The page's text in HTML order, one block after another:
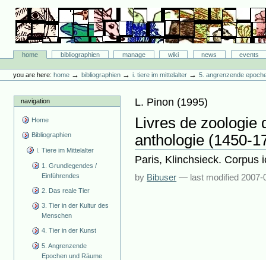
content.
navigation
Bibliographie-Portal
Sectionshome bibliographien manage wiki news
events
tools
you are here: home →bibliographien →i. tiere im mittelalter →5. angrenzende
navigation
Home
Bibliographien
I. Tiere im Mittelalter
1. Grundlegendes /
Einführendes
2. Das reale Tier
3. Tier in der Kultur des
Menschen
4. Tier in der Kunst
5. Angrenzende
Epochen und Räume
L. Pinon (1995)
Livres de zoologie
anthologie (1450-
Paris, Klinchsieck. Corpus
by Bibuser — last modified 2007-